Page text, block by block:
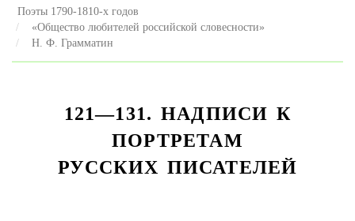
Поэты 1790-1810-х годов
«Общество любителей российской словесности»
Н. Ф. Грамматин
121—131. НАДПИСИ К
ПОРТРЕТАМ
РУССКИХ ПИСАТЕЛЕЙ